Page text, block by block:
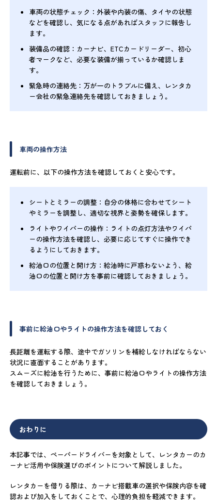
車両の状態チェック：外装や内装の傷、タイヤの状態
などを確認し、気になる点があればスタッフに報告し
ます。
装備品の確認：カーナビ、 ETCカードリーダー、初心
者マークなど、必要な装備が揃っているか確認しま
す。
緊急時の連絡先：万が一のトラブルに備え、レンタカ
ー会社の緊急連絡先を確認しておきましょう。
車両の操作方法
運転前に、以下の操作方法を確認しておくと安心です。
シートとミラーの調整：自分の体格に合わせてシート
やミラーを調整し、適切な視界と姿勢を確保します。
ライトやワイパーの操作：ライトの点灯方法やワイパ
ーの操作方法を確認し、必要に応じてすぐに操作でき
るようにしておきます。
給油口の位置と開け方：給油時に戸惑わないよう、給
油口の位置と開け方を事前に確認しておきましょう。
事前に給油口やライトの操作方法を確認しておく
長距離を運転する際、途中でガソリンを補給しなければならない
状況に直面することがあります。
スムーズに給油を行うために、事前に給油口やライトの操作方法
を確認しておきましょう。
おわりに
本記事では、ペーパードライバーを対象として、レンタカーのカ
ーナビ活用や保険選びのポイントについて解説しました。
レンタカーを借りる際は、カーナビ搭載車の選択や保険内容を確
認および加入をしておくことで、心理的負担を軽減できます。